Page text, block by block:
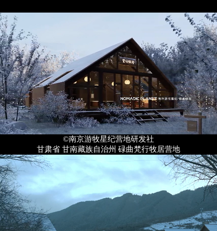
©南京游牧星纪营地研发社
甘肃省 甘南藏族自治州 碌曲梵行牧居营地